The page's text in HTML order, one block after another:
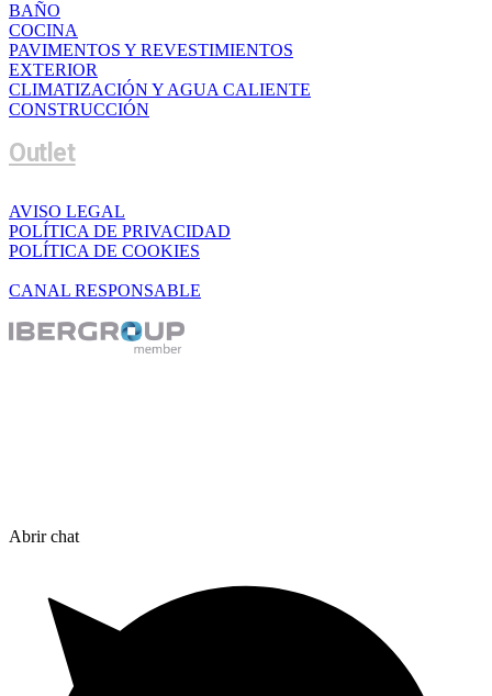
BAÑO
COCINA
PAVIMENTOS Y REVESTIMIENTOS
EXTERIOR
CLIMATIZACIÓN Y AGUA CALIENTE
CONSTRUCCIÓN
Outlet
AVISO LEGAL
POLÍTICA DE PRIVACIDAD
POLÍTICA DE COOKIES
CANAL RESPONSABLE
Abrir chat